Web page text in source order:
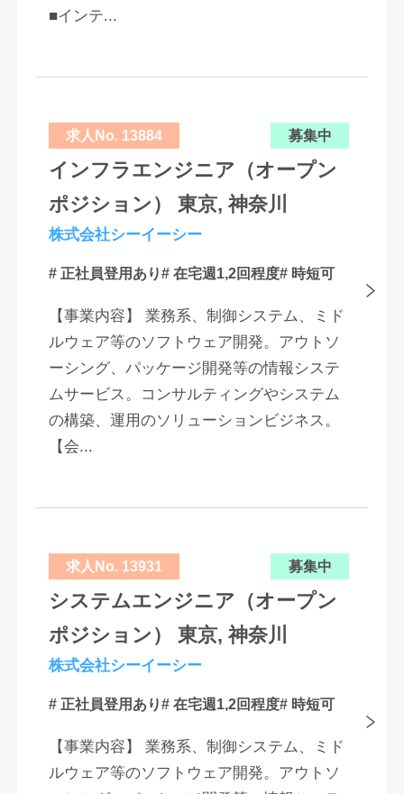
■インテ...
求人No. 13884 募集中
インフラエンジニア（オープン
ポジション） 東京, 神奈川
株式会社シーイーシー
# 正社員登用あり# 在宅週1,2回程度# 時短可
【事業内容】 業務系、制御システム、ミド
ルウェア等のソフトウェア開発。アウトソ
ーシング、パッケージ開発等の情報システ
ムサービス。コンサルティングやシステム
の構築、運用のソリューションビジネス。
【会...
求人No. 13931 募集中
システムエンジニア（オープン
ポジション） 東京, 神奈川
株式会社シーイーシー
# 正社員登用あり# 在宅週1,2回程度# 時短可
【事業内容】 業務系、制御システム、ミド
ルウェア等のソフトウェア開発。アウトソ